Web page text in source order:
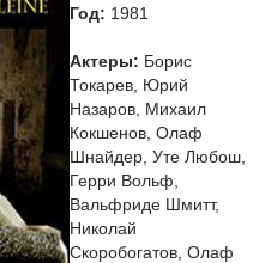
Год: 1981
Актеры: Борис
Токарев, Юрий
Назаров, Михаил
Кокшенов, Олаф
Шнайдер, Уте Любош,
Герри Вольф,
Вальфриде Шмитт,
Николай
Скоробогатов, Олаф